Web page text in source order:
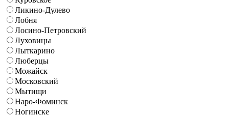
Ликино-Дулево
Лобня
Лосино-Петровский
Луховицы
Лыткарино
Люберцы
Можайск
Московский
Мытищи
Наро-Фоминск
Ногинске